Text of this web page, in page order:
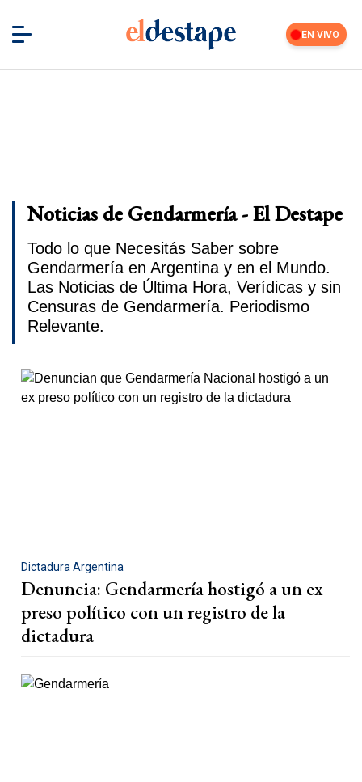
EN VIVO
Noticias de Gendarmería - El Destape
Todo lo que Necesitás Saber sobre
Gendarmería en Argentina y en el Mundo.
Las Noticias de Última Hora, Verídicas y sin
Censuras de Gendarmería. Periodismo
Relevante.
Dictadura Argentina
Denuncia: Gendarmería hostigó a un ex
preso político con un registro de la
dictadura